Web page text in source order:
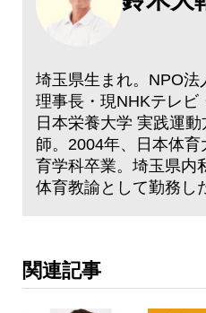
埼玉県生まれ。NPO法
理事長・現NHKテレビ
日本栄養大学 実践運
師。2004年、日本体
育学科卒業。埼玉県内
体育教諭として勤務し
関連記事